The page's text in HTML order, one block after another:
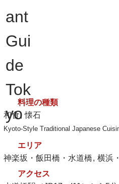
料理の種類
和食 懐石
Kyoto-Style Traditional Japanese
エリア
神楽坂・飯田橋・水道橋
横浜
アクセス